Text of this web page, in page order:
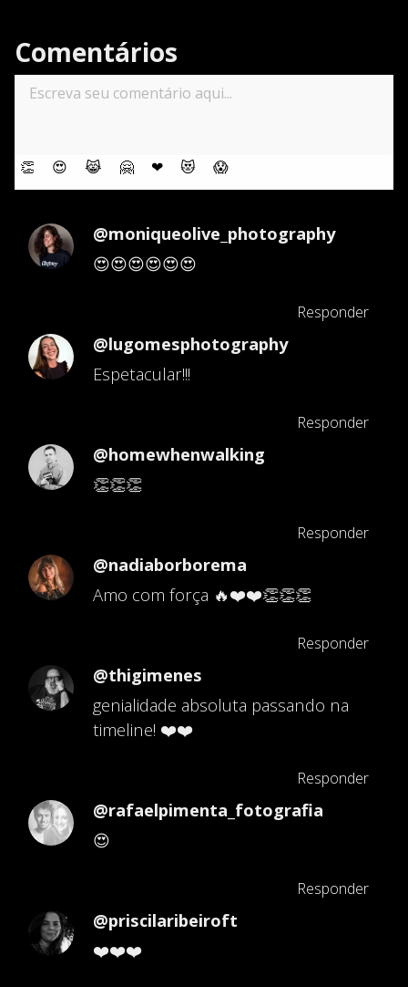
Comentários
👏 😍 😹 🤗 ❤ 😻 😱
@moniqueolive_photography
😍😍😍😍😍😍
Responder
@lugomesphotography
Espetacular!!!
Responder
@homewhenwalking
👏👏👏
Responder
@nadiaborborema
Amo com força 🔥❤️❤️👏👏👏
Responder
@thigimenes
genialidade absoluta passando na
timeline! ❤️❤️
Responder
@rafaelpimenta_fotografia
😍
Responder
@priscilaribeiroft
❤️❤️❤️